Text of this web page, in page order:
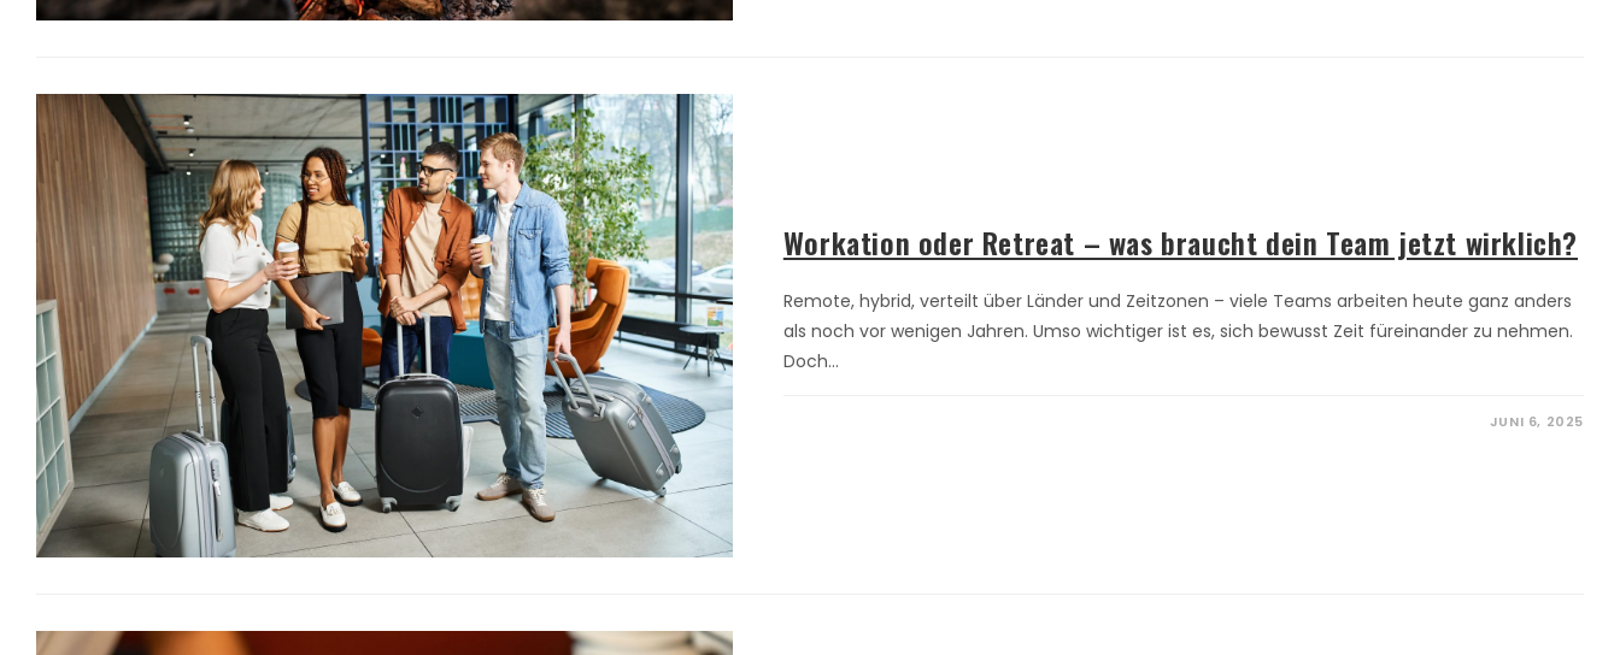
Workation oder Retreat – was braucht dein Team jetzt wirklich?
Remote, hybrid, verteilt über Länder und Zeitzonen – viele Teams arbeiten heute ganz anders
als noch vor wenigen Jahren. Umso wichtiger ist es, sich bewusst Zeit füreinander zu nehmen.
Doch…
JUNI 6, 2025